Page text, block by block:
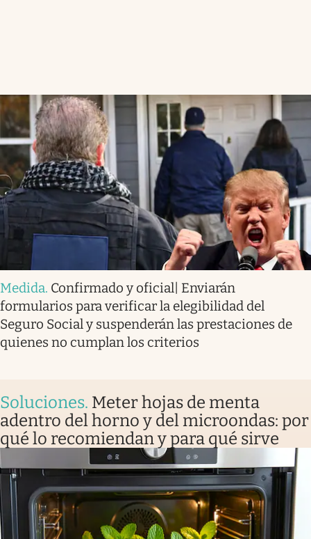
Medida. Confirmado y oficial| Enviarán
formularios para verificar la elegibilidad del
Seguro Social y suspenderán las prestaciones de
quienes no cumplan los criterios
Soluciones. Meter hojas de menta
adentro del horno y del microondas: por
qué lo recomiendan y para qué sirve